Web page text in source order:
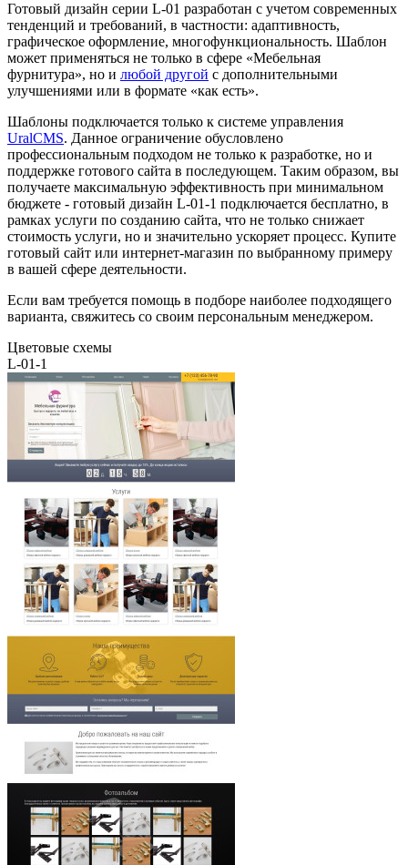
Готовый дизайн серии L-01 разработан с учетом современных
тенденций и требований, в частности: адаптивность,
графическое оформление, многофункциональность. Шаблон
может применяться не только в сфере «Мебельная
фурнитура», но и любой другой с дополнительными
улучшениями или в формате «как есть».
Шаблоны подключается только к системе управления
UralCMS. Данное ограничение обусловлено
профессиональным подходом не только к разработке, но и
поддержке готового сайта в последующем. Таким образом, вы
получаете максимальную эффективность при минимальном
бюджете - готовый дизайн L-01-1 подключается бесплатно, в
рамках услуги по созданию сайта, что не только снижает
стоимость услуги, но и значительно ускоряет процесс. Купите
готовый сайт или интернет-магазин по выбранному примеру
в вашей сфере деятельности.
Если вам требуется помощь в подборе наиболее подходящего
варианта, свяжитесь со своим персональным менеджером.
Цветовые схемы
L-01-1